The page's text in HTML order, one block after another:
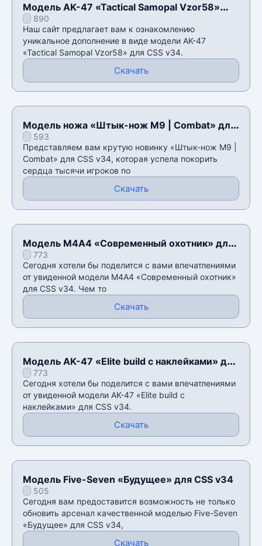
Модель AK-47 «Tactical Samopal Vzor58»
для CSS v34
890
Наш сайт предлагает вам к ознакомлению
уникальное дополнение в виде модели AK-47
«Tactical Samopal Vzor58» для CSS v34.
Скачать
Модель ножа «Штык-нож M9 | Combat» для
CSS v34
593
Представляем вам крутую новинку «Штык-нож M9 |
Combat» для CSS v34, которая успела покорить
сердца тысячи игроков по
Скачать
Модель М4А4 «Современный охотник» для
CSS v34
773
Сегодня хотели бы поделится с вами впечатлениями
от увиденной модели М4А4 «Современный охотник»
для CSS v34. Чем то
Скачать
Модель AK-47 «Elite build с наклейками» для
CSS v34
773
Сегодня хотели бы поделится с вами впечатлениями
от увиденной модели AK-47 «Elite build с
наклейками» для CSS v34.
Скачать
Модель Five-Seven «Будущее» для CSS v34
505
Сегодня вам предоставится возможность не только
обновить арсенал качественной моделью Five-Seven
«Будущее» для CSS v34,
Скачать